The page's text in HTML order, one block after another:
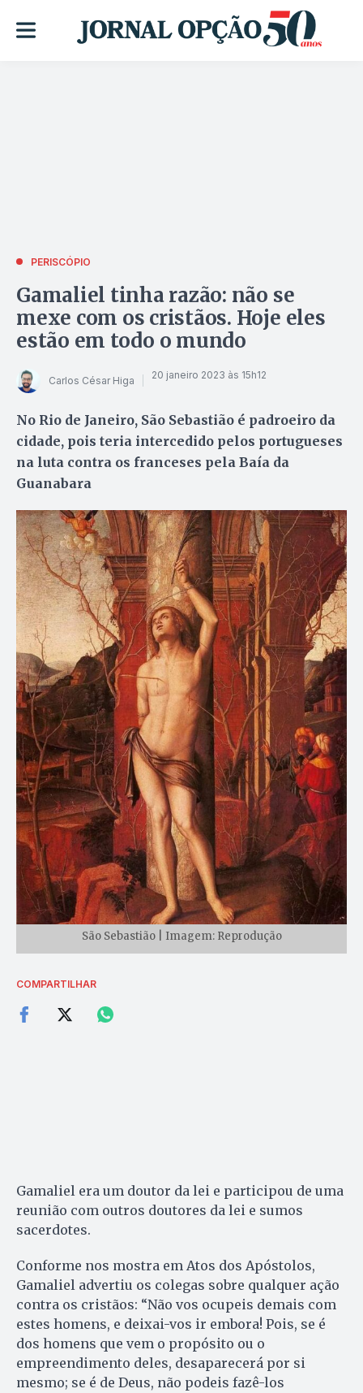
PERISCÓPIO
Gamaliel tinha razão: não se
mexe com os cristãos. Hoje eles
estão em todo o mundo
Carlos César Higa 20 janeiro 2023 às 15h12
No Rio de Janeiro, São Sebastião é padroeiro da
cidade, pois teria intercedido pelos portugueses
na luta contra os franceses pela Baía da
Guanabara
São Sebastião | Imagem: Reprodução
COMPARTILHAR
Gamaliel era um doutor da lei e participou de uma
reunião com outros doutores da lei e sumos
sacerdotes.
Conforme nos mostra em Atos dos Apóstolos,
Gamaliel advertiu os colegas sobre qualquer ação
contra os cristãos: “Não vos ocupeis demais com
estes homens, e deixai-vos ir embora! Pois, se é
dos homens que vem o propósito ou o
empreendimento deles, desaparecerá por si
mesmo; se é de Deus, não podeis fazê-los